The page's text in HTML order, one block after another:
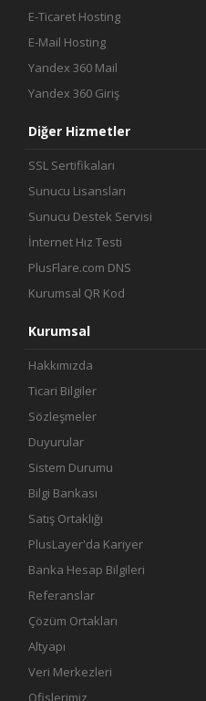
E-Ticaret Hosting
E-Mail Hosting
Yandex 360 Mail
Yandex 360 Giriş
Diğer Hizmetler
SSL Sertifikaları
Sunucu Lisansları
Sunucu Destek Servisi
İnternet Hız Testi
PlusFlare.com DNS
Kurumsal QR Kod
Kurumsal
Hakkımızda
Ticari Bilgiler
Sözleşmeler
Duyurular
Sistem Durumu
Bilgi Bankası
Satış Ortaklığı
PlusLayer'da Kariyer
Banka Hesap Bilgileri
Referanslar
Çözüm Ortakları
Altyapı
Veri Merkezleri
Ofislerimiz